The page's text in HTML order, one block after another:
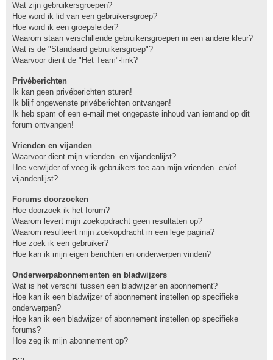
Wat zijn gebruikersgroepen?
Hoe word ik lid van een gebruikersgroep?
Hoe word ik een groepsleider?
Waarom staan verschillende gebruikersgroepen in een andere kleur?
Wat is de "Standaard gebruikersgroep"?
Waarvoor dient de "Het Team"-link?
Privéberichten
Ik kan geen privéberichten sturen!
Ik blijf ongewenste privéberichten ontvangen!
Ik heb spam of een e-mail met ongepaste inhoud van iemand op dit
forum ontvangen!
Vrienden en vijanden
Waarvoor dient mijn vrienden- en vijandenlijst?
Hoe verwijder of voeg ik gebruikers toe aan mijn vrienden- en/of
vijandenlijst?
Forums doorzoeken
Hoe doorzoek ik het forum?
Waarom levert mijn zoekopdracht geen resultaten op?
Waarom resulteert mijn zoekopdracht in een lege pagina?
Hoe zoek ik een gebruiker?
Hoe kan ik mijn eigen berichten en onderwerpen vinden?
Onderwerpabonnementen en bladwijzers
Wat is het verschil tussen een bladwijzer en abonnement?
Hoe kan ik een bladwijzer of abonnement instellen op specifieke
onderwerpen?
Hoe kan ik een bladwijzer of abonnement instellen op specifieke
forums?
Hoe zeg ik mijn abonnement op?